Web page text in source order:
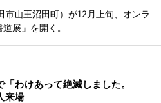
山王沼田町）が12月上旬、オンラ
展」を開く。
わけあって絶滅しました。
来場